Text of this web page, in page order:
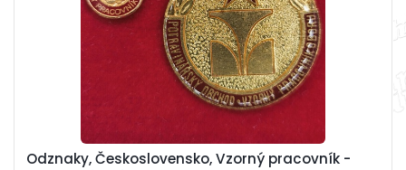
Odznaky, Československo, Vzorný pracovník -